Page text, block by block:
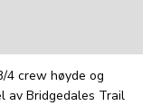
4 crew høyde og
av Bridgedales Trail